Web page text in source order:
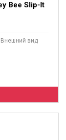
Bee Slip-It
Внешний вид